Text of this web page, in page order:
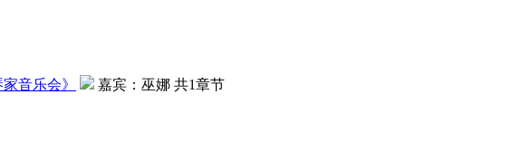
家音乐会》 嘉宾： 巫娜 共1章节